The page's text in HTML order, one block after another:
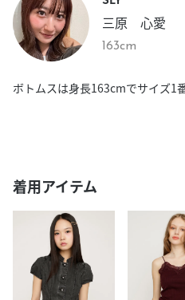
三原 心愛
163cm
ボトムスは身長163cmでサイズ1
着用アイテム